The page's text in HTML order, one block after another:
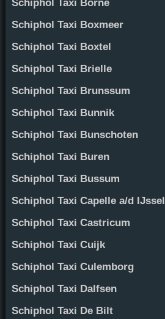
Schiphol Taxi Borne
Schiphol Taxi Boxmeer
Schiphol Taxi Boxtel
Schiphol Taxi Brielle
Schiphol Taxi Brunssum
Schiphol Taxi Bunnik
Schiphol Taxi Bunschoten
Schiphol Taxi Buren
Schiphol Taxi Bussum
Schiphol Taxi Capelle a/d IJssel
Schiphol Taxi Castricum
Schiphol Taxi Cuijk
Schiphol Taxi Culemborg
Schiphol Taxi Dalfsen
Schiphol Taxi De Bilt